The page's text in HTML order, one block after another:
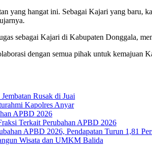
yang hangat ini. Sebagai Kajari yang
sebagai Kajari di Kabupaten Donggala,
dengan semua pihak untuk kemajuan
Rusak di Juai
Kapolres Anyar
APBD 2026
Terkait Perubahan APBD 2026
APBD 2026, Pendapatan Turun 1,81
Wisata dan UMKM Balida